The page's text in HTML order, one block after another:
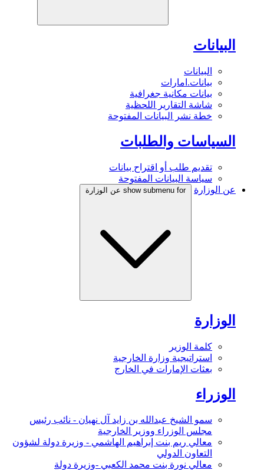
البيانات
البيانات
بيانات.امارات
بيانات مكانية جغرافية
شاشة التقارير اللحظية
خطة نشر البيانات المفتوحة
السياسات والطلبات
تقديم طلب أو اقتراح بيانات
سياسة البيانات المفتوحة
عن الوزارة
show submenu for عن الوزارة
الوزارة
كلمة الوزير
استراتيجية وزارة الخارجية
بعثات الإمارات في الخارج
الوزراء
سمو الشيخ عبدالله بن زايد آل نهيان - نائب رئيس
مجلس الوزراء ووزير الخارجية
معالي ريم بنت إبراهيم الهاشمي - وزيرة دولة لشؤون
التعاون الدولي
معالي نورة بنت محمد الكعبي -وزيرة دولة